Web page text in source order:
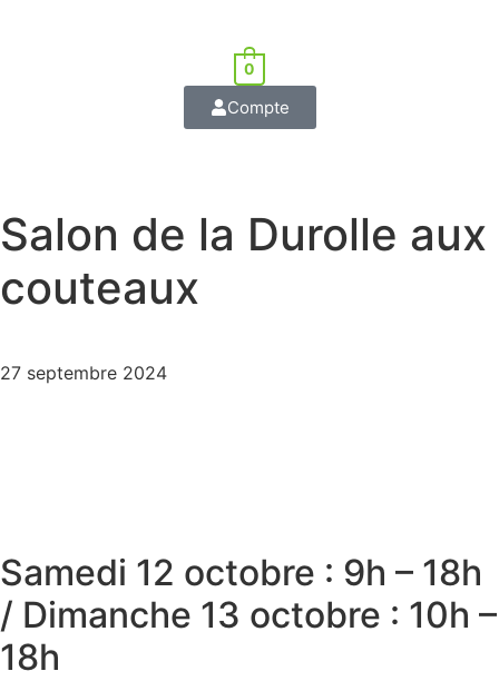
0
Compte
Salon de la Durolle aux
couteaux
27 septembre 2024
Samedi 12 octobre : 9h – 18h
/ Dimanche 13 octobre : 10h –
18h